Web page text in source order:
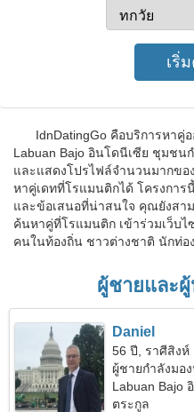
IdnDatingGo คือบริการหา
Labuan Bajo อินโดนีเซีย ชุมช
และแสดงโปรไฟล์จำนวนมากขอ
หาคู่เดทที่โรแมนติกได้ โครงกา
และข้อเสนอที่น่าสนใจ คุณยังสา
ค้นหาคู่ที่โรแมนติก เข้าร่วมเว็บ
คนในท้องถิ่น ชาวต่างชาติ นักท่อ
ผู้ชายและ
Daniel
56 ปี, ราศีสิงห์
ผู้ชายกำลังมอ
Labuan Bajo
ตระกูล